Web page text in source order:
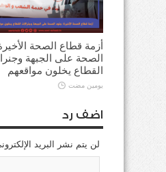
أزمة قطاع الصحة
الصحة على الجبهة
القطاع يخلون مواقعهم
يومين مضت
اضف رد
لن يتم نشر البريد